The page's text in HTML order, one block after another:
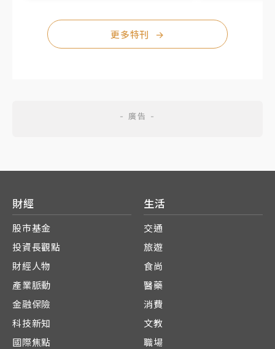
更多特刊 →
財經
股市基金
投資長觀點
財經人物
產業脈動
金融保險
科技新知
國際焦點
生活
交通
旅遊
食尚
醫藥
消費
文教
職場